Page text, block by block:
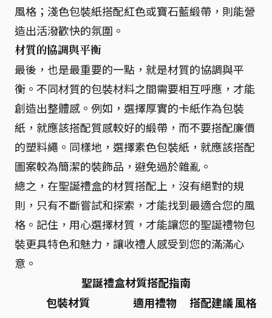
風格；淺色包裝紙搭配紅色或寶石藍緞帶，則能營
造出活潑歡快的氛圍。
材質的協調與平衡
最後，也是最重要的一點，就是材質的協調與平
衡。不同材質的包裝材料之間需要相互呼應，才能
創造出整體感。例如，選擇厚實的卡紙作為包裝
紙，就應該搭配質感較好的緞帶，而不要搭配廉價
的塑料繩。同樣地，選擇素色包裝紙，就應該搭配
圖案較為簡潔的裝飾品，避免過於雜亂。
總之，在聖誕禮盒的材質搭配上，沒有絕對的規
則，只有不斷嘗試和探索，才能找到最適合您的風
格。記住，用心選擇材質，才能讓您的聖誕禮物包
裝更具特色和魅力，讓收禮人感受到您的滿滿心
意。
聖誕禮盒材質搭配指南
包裝材質
適用禮物 搭配建議風格